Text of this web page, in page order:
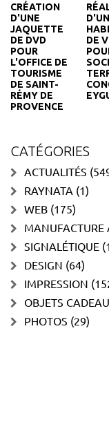
CRÉATION
D'UNE
JAQUETTE
DE DVD
POUR
L'OFFICE DE
TOURISME
DE SAINT-
RÉMY DE
PROVENCE
D'UN
DE
CATÉGORIES
ACTUALITÉS
RAYNATA (1)
WEB (175)
MANUFACTURE
SIGNALÉTIQUE
DESIGN (64)
IMPRESSION
OBJETS
PHOTOS (29)